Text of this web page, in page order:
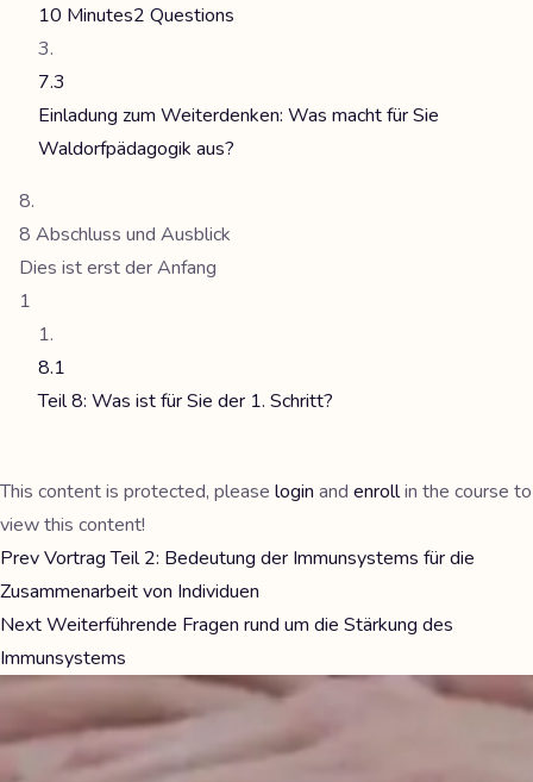
10 Minutes2 Questions
7.3
Einladung zum Weiterdenken: Was macht für Sie
Waldorfpädagogik aus?
8 Abschluss und Ausblick
Dies ist erst der Anfang
1
8.1
Teil 8: Was ist für Sie der 1. Schritt?
This content is protected, please login and enrollin the course to
view this content!
PrevVortrag Teil 2: Bedeutung der Immunsystems für die
Zusammenarbeit von Individuen
NextWeiterführende Fragen rund um die Stärkung des
Immunsystems